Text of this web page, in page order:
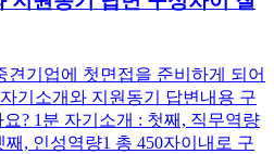
견기업에 첫면접을 준비하게 되어
기소개와 지원동기 답변내용 구
? 1분 자기소개 : 첫째, 직무역량
째, 인성역량1 총 450자이내로 구